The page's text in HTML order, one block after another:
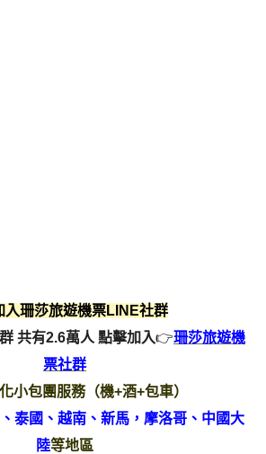
入珊莎旅遊機票LINE社群
共有2.6萬人 點擊加入👉珊莎旅遊機
票社群
小包團服務（機+酒+包車）
泰國、越南、新馬，摩洛哥、中國大
陸等地區